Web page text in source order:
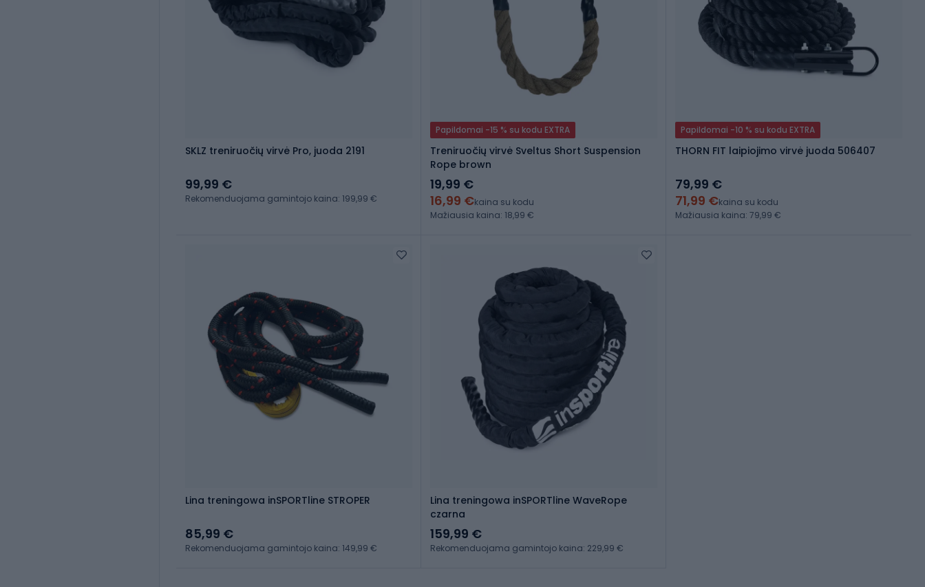
SKLZ treniruočių virvė Pro, juoda 2191
99,99 €
Rekomenduojama gamintojo kaina: 199,99 €
Papildomai -15 % su kodu EXTRA
Treniruočių virvė Sveltus Short Suspension
Rope brown
19,99 €
16,99 €kaina su kodu
Mažiausia kaina: 18,99 €
Papildomai -10 % su kodu EXTRA
THORN FIT laipiojimo virvė juoda 506407
79,99 €
71,99 €kaina su kodu
Mažiausia kaina: 79,99 €
Lina treningowa inSPORTline STROPER
85,99 €
Rekomenduojama gamintojo kaina: 149,99 €
Lina treningowa inSPORTline WaveRope
czarna
159,99 €
Rekomenduojama gamintojo kaina: 229,99 €